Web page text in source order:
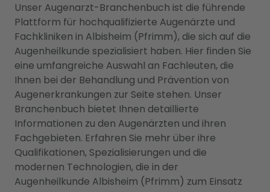
Unser Augenarzt-Branchenbuch ist die führende
Plattform für hochqualifizierte Augenärzte und
Fachkliniken in Albisheim (Pfrimm), die sich auf die
Augenheilkunde spezialisiert haben. Hier finden Sie
eine umfangreiche Auswahl an Fachleuten, die
Ihnen bei der Behandlung und Prävention von
Augenerkrankungen zur Seite stehen. Unser
Branchenbuch bietet Ihnen detaillierte
Informationen zu den Augenärzten und ihren
Fachgebieten. Erfahren Sie mehr über ihre
Qualifikationen, Spezialisierungen und die
modernen Technologien, die in der
Augenheilkunde Albisheim (Pfrimm) zum Einsatz